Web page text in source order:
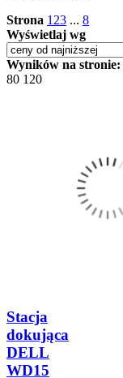
Strona 1 23 ... 8
Wyświetlaj wg
Wyników na stronie:
80 120
Stacja
dokująca
DELL
WD15